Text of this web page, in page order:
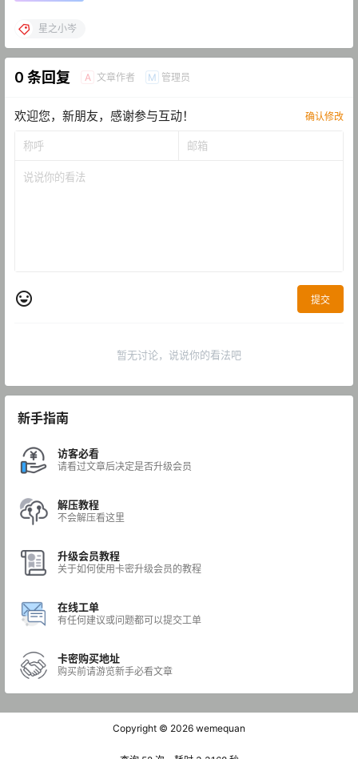
星之小岑
0 条回复 A 文章作者 M 管理员
欢迎您，新朋友，感谢参与互动！ 确认修改
提交
暂无讨论，说说你的看法吧
新手指南
访客必看
请看过文章后决定是否升级会员
解压教程
不会解压看这里
升级会员教程
关于如何使用卡密升级会员的教程
在线工单
有任何建议或问题都可以提交工单
卡密购买地址
购买前请游览新手必看文章
Copyright © 2026 wemequan